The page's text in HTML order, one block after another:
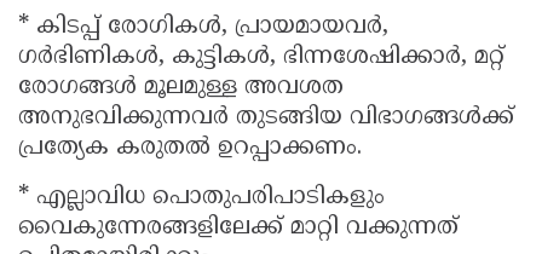
* കിടപ്പ് രോഗികൾ, പ്രായമായവർ,
ഗർഭിണികൾ, കുട്ടികൾ, ഭിന്നശേഷിക്കാർ, മറ്റ്
രോഗങ്ങൾ മൂലമുള്ള അവശത
അനുഭവിക്കുന്നവർ തുടങ്ങിയ വിഭാഗങ്ങൾക്ക്
പ്രത്യേക കരുതൽ ഉറപ്പാക്കണം.
* എല്ലാവിധ പൊതുപരിപാടികളും
വൈകുന്നേരങ്ങളിലേക്ക് മാറ്റി വക്കുന്നത്